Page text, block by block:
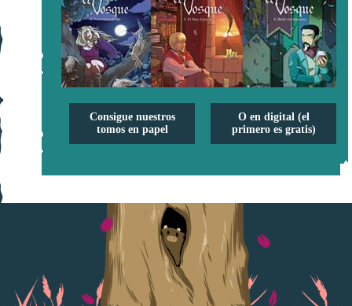
Consigue nuestros
tomos en papel
O en digital (el
primero es gratis)